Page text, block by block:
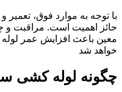
با توجه به موارد فوق،
حائز اهمیت است. مراقبت و
معین باعث افزایش عمر لوله
خواهد شد
چگونه لوله کشی